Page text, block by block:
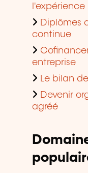
l'expérience
Diplômes
continue
entreprise
Le bilan
Devenir
agréé